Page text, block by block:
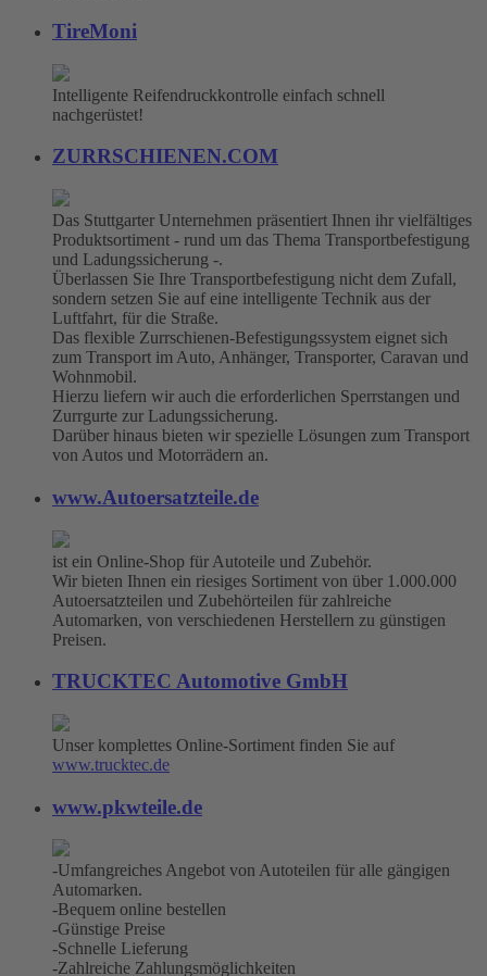
TireMoni
Intelligente Reifendruckkontrolle einfach schnell
nachgerüstet!
ZURRSCHIENEN.COM
Das Stuttgarter Unternehmen präsentiert Ihnen ihr vielfältiges
Produktsortiment - rund um das Thema Transportbefestigung
und Ladungssicherung -.
Überlassen Sie Ihre Transportbefestigung nicht dem Zufall,
sondern setzen Sie auf eine intelligente Technik aus der
Luftfahrt, für die Straße.
Das flexible Zurrschienen-Befestigungssystem eignet sich
zum Transport im Auto, Anhänger, Transporter, Caravan und
Wohnmobil.
Hierzu liefern wir auch die erforderlichen Sperrstangen und
Zurrgurte zur Ladungssicherung.
Darüber hinaus bieten wir spezielle Lösungen zum Transport
von Autos und Motorrädern an.
www.Autoersatzteile.de
ist ein Online-Shop für Autoteile und Zubehör.
Wir bieten Ihnen ein riesiges Sortiment von über 1.000.000
Autoersatzteilen und Zubehörteilen für zahlreiche
Automarken, von verschiedenen Herstellern zu günstigen
Preisen.
TRUCKTEC Automotive GmbH
Unser komplettes Online-Sortiment finden Sie auf
www.trucktec.de
www.pkwteile.de
-Umfangreiches Angebot von Autoteilen für alle gängigen
Automarken.
-Bequem online bestellen
-Günstige Preise
-Schnelle Lieferung
-Zahlreiche Zahlungsmöglichkeiten